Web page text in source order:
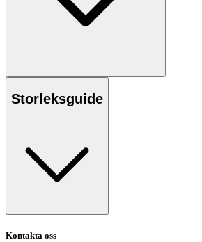
Storleksguide
Kontakta oss